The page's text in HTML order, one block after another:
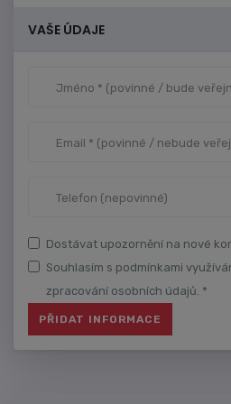
VAŠE ÚDAJE
Dostávat upozornění na nové
Souhlasím s podmínkami
zpracování osobních údajů. *